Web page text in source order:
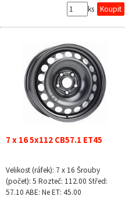
ks
7 x 16 5x112 CB57.1 ET45
Velikost (ráfek): 7 x 16 Šrouby
(počet): 5 Rozteč: 112.00 Střed:
57.10 ABE: Ne ET: 45.00